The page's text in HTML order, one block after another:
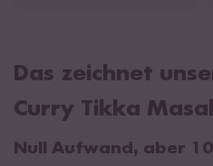
Das zeichnet
Curry Tikka
Null Aufwand, aber